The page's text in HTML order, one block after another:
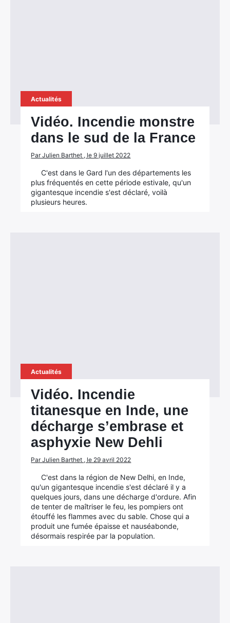
Actualités
Vidéo. Incendie monstre
dans le sud de la France
Par Julien Barthet , le 9 juillet 2022
C'est dans le Gard l'un des départements les
plus fréquentés en cette période estivale, qu'un
gigantesque incendie s'est déclaré, voilà
plusieurs heures.
Actualités
Vidéo. Incendie
titanesque en Inde, une
décharge s’embrase et
asphyxie New Dehli
Par Julien Barthet , le 29 avril 2022
C'est dans la région de New Delhi, en Inde,
qu'un gigantesque incendie s'est déclaré il y a
quelques jours, dans une décharge d'ordure. Afin
de tenter de maîtriser le feu, les pompiers ont
étouffé les flammes avec du sable. Chose qui a
produit une fumée épaisse et nauséabonde,
désormais respirée par la population.